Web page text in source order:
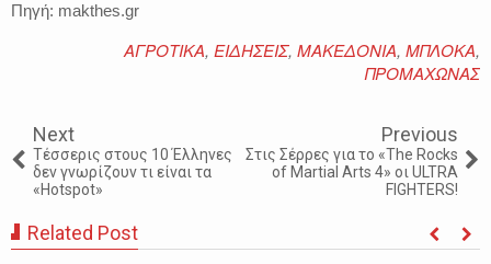
Πηγή: makthes.gr
ΑΓΡΟΤΙΚΑ, ΕΙΔΗΣΕΙΣ, ΜΑΚΕΔΟΝΙΑ, ΜΠΛΟΚΑ,
ΠΡΟΜΑΧΩΝΑΣ
Next
Τέσσερις στους 10 Έλληνες
δεν γνωρίζουν τι είναι τα
«Hotspot»
Previous
Στις Σέρρες για το «The Rocks
of Martial Arts 4» οι ULTRA
FIGHTERS!
Related Post